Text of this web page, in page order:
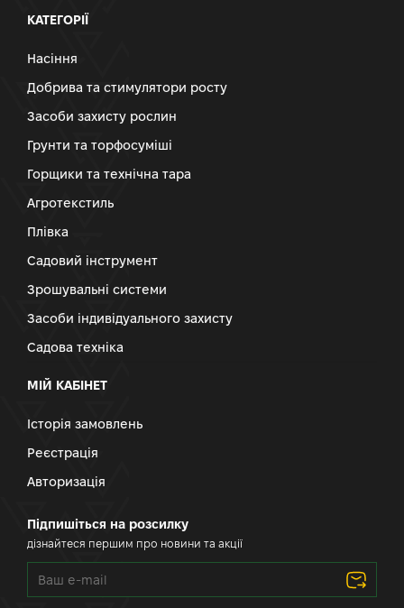
КАТЕГОРІЇ
Насіння
Добрива та стимулятори росту
Засоби захисту рослин
Грунти та торфосуміші
Горщики та технічна тара
Агротекстиль
Плівка
Садовий інструмент
Зрошувальні системи
Засоби індивідуального захисту
Садова техніка
МІЙ КАБІНЕТ
Історія замовлень
Реєстрація
Авторизація
Підпишіться на розсилку
дізнайтеся першим про новини та акції